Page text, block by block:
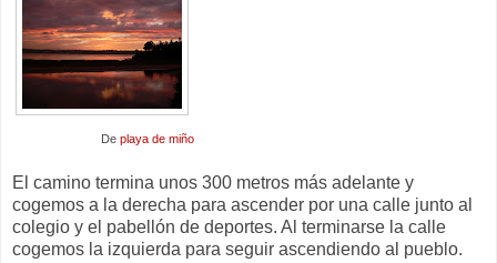
De playa de miño
El camino termina unos 300 metros más adelante y
cogemos a la derecha para ascender por una calle junto al
colegio y el pabellón de deportes. Al terminarse la calle
cogemos la izquierda para seguir ascendiendo al pueblo.